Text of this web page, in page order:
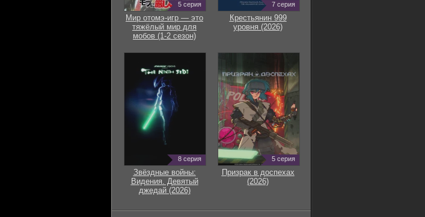
5 серия
Мир отомэ-игр — это
тяжёлый мир для
мобов (1-2 сезон)
7 серия
Крестьянин 999
уровня (2026)
8 серия
Звёздные войны:
Видения. Девятый
джедай (2026)
5 серия
Призрак в доспехах
(2026)